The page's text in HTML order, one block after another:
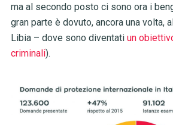
ma al secondo posto ci sono ora i
gran parte è dovuto, ancora una volta,
Libia – dove sono diventati un
criminali).